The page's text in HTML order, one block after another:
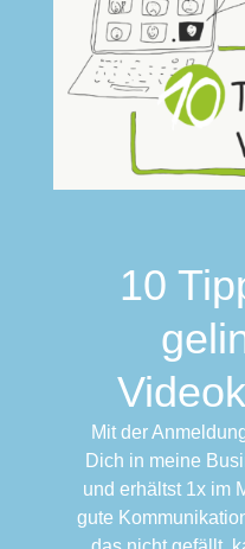
10
Mit der
Dich in meine
und erhältst 1x im
gute